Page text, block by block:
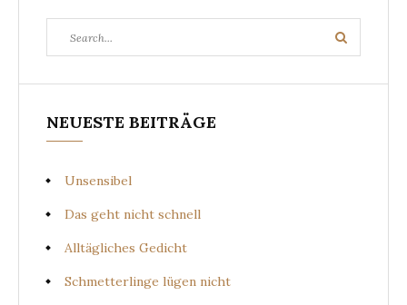
for:
Search
NEUESTE BEITRÄGE
Unsensibel
Das geht nicht schnell
Alltägliches Gedicht
Schmetterlinge lügen nicht